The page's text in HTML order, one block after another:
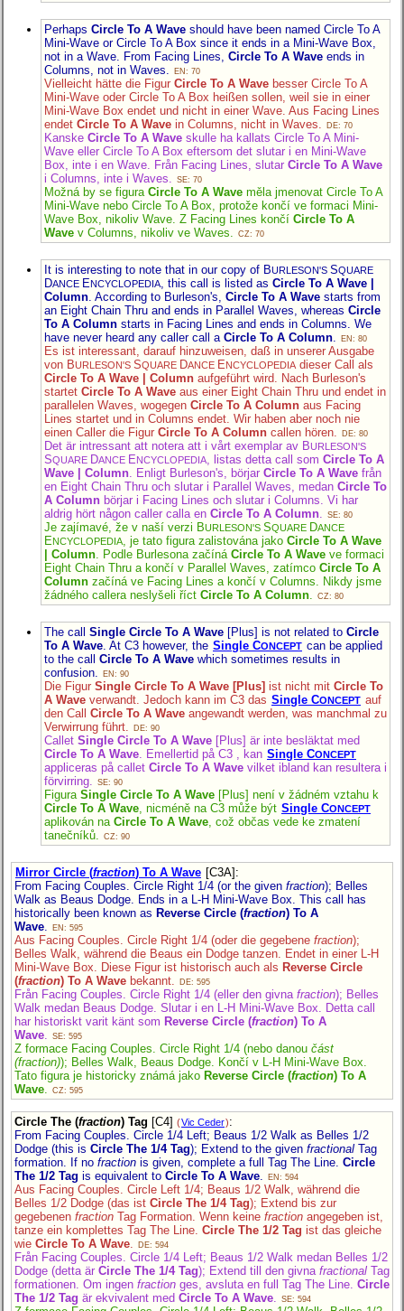
Perhaps Circle To A Wave should have been named Circle To A
Mini-Wave or Circle To A Box since it ends in a Mini-Wave Box,
not in a Wave. From Facing Lines, Circle To A Wave ends in
Columns, not in Waves.
EN: 70
Vielleicht hätte die Figur Circle To A Wave besser Circle To A
Mini-Wave oder Circle To A Box heißen sollen, weil sie in einer
Mini-Wave Box endet und nicht in einer Wave. Aus Facing Lines
endet Circle To A Wave in Columns, nicht in Waves. DE: 70
Kanske Circle To A Wave skulle ha kallats Circle To A Mini-
Wave eller Circle To A Box eftersom det slutar i en Mini-Wave
Box, inte i en Wave. Från Facing Lines, slutar Circle To A Wave
i Columns, inte i Waves.
SE: 70
Možná by se figura Circle To A Wave měla jmenovat Circle To A
Mini-Wave nebo Circle To A Box, protože končí ve formaci Mini-
Wave Box, nikoliv Wave. Z Facing Lines končí Circle To A
Wave v Columns, nikoliv ve Waves. CZ: 70
It is interesting to note that in our copy of BURLESON'S SQUARE
DANCE ENCYCLOPEDIA , this call is listed as Circle To A Wave |
Column . According to Burleson's, Circle To A Wave starts from
an Eight Chain Thru and ends in Parallel Waves, whereas Circle
To A Column starts in Facing Lines and ends in Columns. We
have never heard any caller call a Circle To A Column EN: 80
Es ist interessant, darauf hinzuweisen, daß in unserer Ausgabe
von BURLESON'S SQUARE DANCE ENCYCLOPEDIA dieser Call als
Circle To A Wave | Column aufgeführt wird. Nach Burleson's
startet Circle To A Wave aus einer Eight Chain Thru und endet in
parallelen Waves, wogegen Circle To A Column aus Facing
Lines startet und in Columns endet. Wir haben aber noch nie
einen Caller die Figur Circle To A Column callen hören. DE: 80
Det är intressant att notera att i vårt exemplar av BURLESON'S
SQUARE DANCE ENCYCLOPEDIA , listas detta call som Circle To A
Wave | Column . Enligt Burleson's, börjar Circle To A Wave från
en Eight Chain Thru och slutar i Parallel Waves, medan Circle To
A Column börjar i Facing Lines och slutar i Columns. Vi har
aldrig hört någon caller calla en Circle To A Column SE: 80
Je zajímavé, že v naší verzi BURLESON'S SQUARE DANCE
ENCYCLOPEDIA , je tato figura zalistována jako Circle To A Wave
| Column . Podle Burlesona začíná Circle To A Wave ve formaci
Eight Chain Thru a končí v Parallel Waves, zatímco Circle To A
Column začíná ve Facing Lines a končí v Columns. Nikdy jsme
žádného callera neslyšeli říct Circle To A Column CZ: 80
The call Single Circle To A Wave [Plus] is not related to Circle
To A Wave . At C3 however, the Single CONCEPT can be applied
to the call Circle To A Wave which sometimes results in
confusion.
EN: 90
Die Figur Single Circle To A Wave [Plus] ist nicht mit Circle To
A Wave verwandt. Jedoch kann im C3 das Single CONCEPT auf
den Call Circle To A Wave angewandt werden, was manchmal zu
Verwirrung führt.
DE: 90
Callet Single Circle To A Wave [Plus] är inte besläktat med
Circle To A Wave . Emellertid på C3 , kan Single CONCEPT
appliceras på callet Circle To A Wave vilket ibland kan resultera i
förvirring.
SE: 90
Figura Single Circle To A Wave [Plus] není v žádném vztahu k
Circle To A Wave , nicméně na C3 může být Single CONCEPT
aplikován na Circle To A Wave , což občas vede ke zmatení
tanečníků.
CZ: 90
Mirror Circle (fraction) To A Wave [C3A]:
From Facing Couples. Circle Right 1/4 (or the given fraction); Belles
Walk as Beaus Dodge. Ends in a L-H Mini-Wave Box. This call has
historically been known as Reverse Circle (fraction) To A
Wave
EN: 595
Aus Facing Couples. Circle Right 1/4 (oder die gegebene fraction);
Belles Walk, während die Beaus ein Dodge tanzen. Endet in einer L-H
Mini-Wave Box. Diese Figur ist historisch auch als Reverse Circle
(fraction) To A Wave bekannt. DE: 595
Från Facing Couples. Circle Right 1/4 (eller den givna fraction); Belles
Walk medan Beaus Dodge. Slutar i en L-H Mini-Wave Box. Detta call
har historiskt varit känt som Reverse Circle (fraction) To A
Wave
SE: 595
Z formace Facing Couples. Circle Right 1/4 (nebo danou část
(fraction)); Belles Walk, Beaus Dodge. Končí v L-H Mini-Wave Box.
Tato figura je historicky známá jako Reverse Circle (fraction) To A
Wave
CZ: 595
Circle The (fraction) Tag [C4] (Vic Ceder):
From Facing Couples. Circle 1/4 Left; Beaus 1/2 Walk as Belles 1/2
Dodge (this is Circle The 1/4 Tag); Extend to the given fractional Tag
formation. If no fraction is given, complete a full Tag The Line. Circle
The 1/2 Tag is equivalent to Circle To A Wave EN: 594
Aus Facing Couples. Circle Left 1/4; Beaus 1/2 Walk, während die
Belles 1/2 Dodge (das ist Circle The 1/4 Tag); Extend bis zur
gegebenen fraction Tag Formation. Wenn keine fraction angegeben ist,
tanze ein komplettes Tag The Line. Circle The 1/2 Tag ist das gleiche
wie Circle To A Wave DE: 594
Från Facing Couples. Circle 1/4 Left; Beaus 1/2 Walk medan Belles 1/2
Dodge (detta är Circle The 1/4 Tag); Extend till den givna fractional Tag
formationen. Om ingen fraction ges, avsluta en full Tag The Line. Circle
The 1/2 Tag är ekvivalent med Circle To A Wave SE: 594